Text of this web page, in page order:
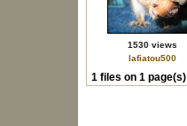
1530 views
lafiatou500
1 files on 1 page(s)